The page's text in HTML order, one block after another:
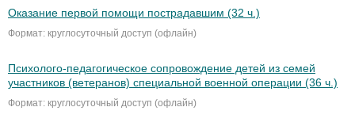
Оказание первой помощи пострадавшим (32 ч.)
Формат: круглосуточный доступ (офлайн)
Психолого-педагогическое сопровождение детей из семей
участников (ветеранов) специальной военной операции (36 ч.)
Формат: круглосуточный доступ (офлайн)